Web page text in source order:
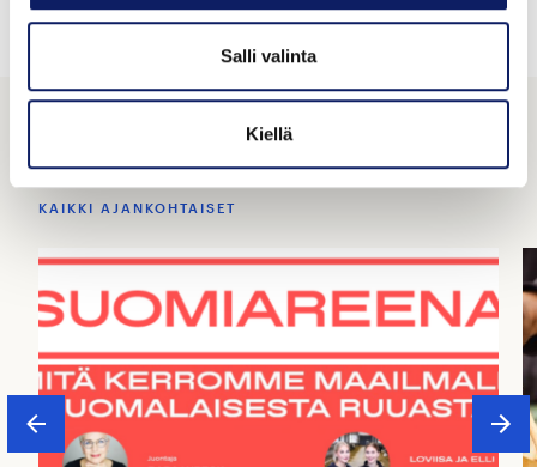
Salli valinta
Kiellä
Jaa:
Muut ajankohtaiset
KAIKKI AJANKOHTAISET